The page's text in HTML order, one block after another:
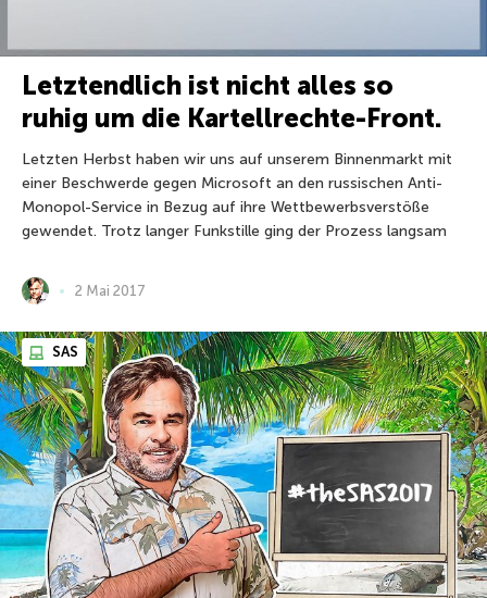
Letztendlich ist nicht alles so
ruhig um die Kartellrechte-Front.
Letzten Herbst haben wir uns auf unserem Binnenmarkt mit
einer Beschwerde gegen Microsoft an den russischen Anti-
Monopol-Service in Bezug auf ihre Wettbewerbsverstöße
gewendet. Trotz langer Funkstille ging der Prozess langsam
2 Mai 2017
SAS